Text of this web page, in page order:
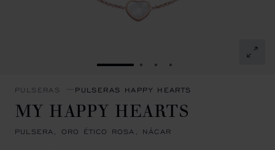
IR A LA DIAPOSITIVA 1
IR A LA DIAPOSITIVA 2
IR A LA DIAPOSITIVA 3
IR A LA
PULSERAS PULSERAS HAPPY HEARTS
MY HAPPY HEARTS
PULSERA, ORO ÉTICO ROSA, NÁCAR